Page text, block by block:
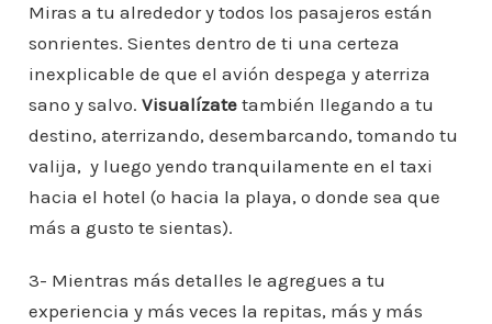
Miras a tu alrededor y todos los pasajeros están
sonrientes. Sientes dentro de ti una certeza
inexplicable de que el avión despega y aterriza
sano y salvo. Visualízatetambién llegando a tu
destino, aterrizando, desembarcando, tomando tu
valija, y luego yendo tranquilamente en el taxi
hacia el hotel (o hacia la playa, o donde sea que
más a gusto te sientas).
3- Mientras más detalles le agregues a tu
experiencia y más veces la repitas, más y más